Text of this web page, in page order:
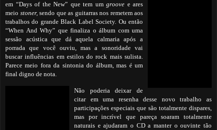
em “Days of the New” que tem um groove e ares
meio stoner,sendo que as guitarras nos remetem aos
trabalhos do grande Black Label Society. Ou então
“When And Why” que finaliza o álbum com uma
sessão acústica que dá aquela calmaria após a
porrada que você ouviu, mas a sonoridade vai
buscar influências em estilos do rock mais sulista.
Parece meio fora da sintonia do álbum, mas é um
final digno de nota.
Não poderia deixar de
citar em uma resenha desse novo trabalho as
participações especiais que são totalmente dispares,
mas por incrível que pareça soaram totalmente
naturais e ajudaram o CD a manter o ouvinte tão